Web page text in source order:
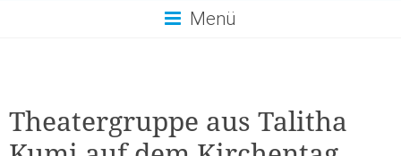
Menü
Theatergruppe aus Talitha